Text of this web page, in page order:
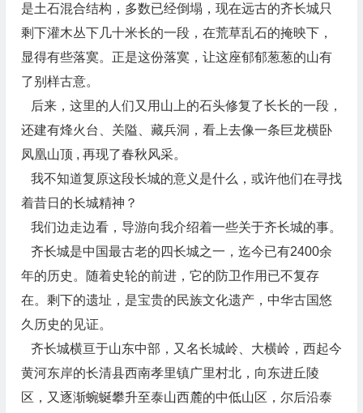
是土石混合结构，多数已经倒塌，现在远古的齐长城只
剩下灌木丛下几十米长的一段，在荒草乱石的掩映下，
显得有些落寞。正是这份落寞，让这座郁郁葱葱的山有
了别样古意。
后来，这里的人们又用山上的石头修复了长长的一段，
还建有烽火台、关隘、藏兵洞，看上去像一条巨龙横卧
凤凰山顶 , 再现了春秋风采。
我不知道复原这段长城的意义是什么，或许他们在寻找
着昔日的长城精神？
我们边走边看，导游向我介绍着一些关于齐长城的事。
齐长城是中国最古老的四长城之一，迄今已有2400余
年的历史。随着史轮的前进，它的防卫作用已不复存
在。剩下的遗址，是宝贵的民族文化遗产，中华古国悠
久历史的见证。
齐长城横亘于山东中部，又名长城岭、大横岭，西起今
黄河东岸的长清县西南孝里镇广里村北，向东进丘陵
区，又逐渐蜿蜒攀升至泰山西麓的中低山区，尔后沿泰